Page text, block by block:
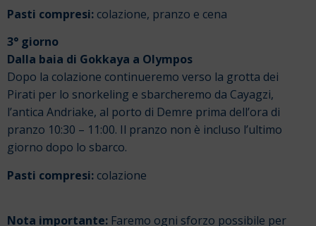
Pasti compresi: colazione, pranzo e cena
3° giorno
Dalla baia di Gokkaya a Olympos
Dopo la colazione continueremo verso la grotta dei
Pirati per lo snorkeling e sbarcheremo da Cayagzi,
l’antica Andriake, al porto di Demre prima dell’ora di
pranzo 10:30 – 11:00. Il pranzo non è incluso l’ultimo
giorno dopo lo sbarco.
Pasti compresi: colazione
Nota importante: Faremo ogni sforzo possibile per